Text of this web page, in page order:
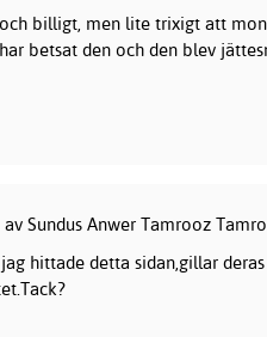
billigt, men lite trixigt att
betsat den och den blev
av Sundus Anwer Tamrooz
hittade detta sidan,gillar